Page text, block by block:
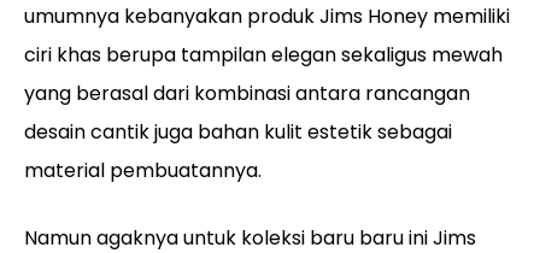
umumnya kebanyakan produk Jims Honey memiliki
ciri khas berupa tampilan elegan sekaligus mewah
yang berasal dari kombinasi antara rancangan
desain cantik juga bahan kulit estetik sebagai
material pembuatannya.
Namun agaknya untuk koleksi baru baru ini Jims